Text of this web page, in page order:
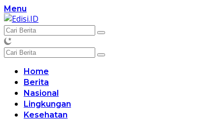
Langsung
ke
konten
Menu
Home
Berita
Nasional
Lingkungan
Kesehatan